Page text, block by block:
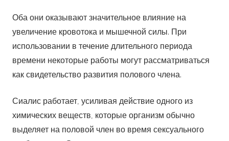
Оба они оказывают значительное влияние на
увеличение кровотока и мышечной силы. При
использовании в течение длительного периода
времени некоторые работы могут рассматриваться
как свидетельство развития полового члена.
Сиалис работает, усиливая действие одного из
химических веществ, которые организм обычно
выделяет на половой член во время сексуального